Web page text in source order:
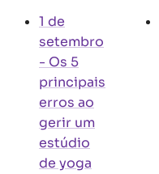
1 de
setembro
- Os 5
principais
erros ao
gerir um
estúdio
de yoga